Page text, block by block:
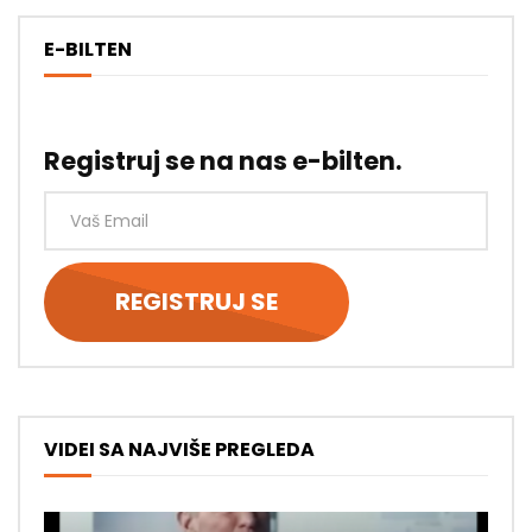
E-BILTEN
Registruj se na nas e-bilten.
VIDEI SA NAJVIŠE PREGLEDA